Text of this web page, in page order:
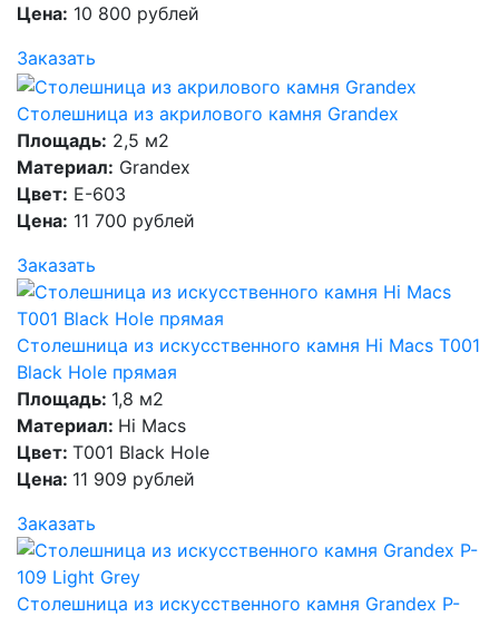
Цена: 10 800 рублей
Заказать
Столешница из акрилового камня Grandex
Площадь: 2,5 м2
Материал: Grandex
Цвет: E-603
Цена: 11 700 рублей
Заказать
Столешница из искусственного камня Hi Macs T001
Black Hole прямая
Площадь: 1,8 м2
Материал: Hi Macs
Цвет: T001 Black Hole
Цена: 11 909 рублей
Заказать
Столешница из искусственного камня Grandex P-